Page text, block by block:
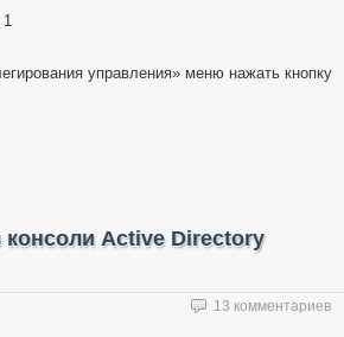
1
управления» меню нажать кнопку
Active Directory
13 комментариев